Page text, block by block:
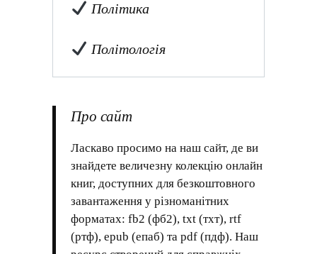
Політика
Політологія
Про сайт
Ласкаво просимо на наш сайт, де ви
знайдете величезну колекцію онлайн
книг, доступних для безкоштовного
завантаження у різноманітних
форматах: fb2 (фб2), txt (тхт), rtf
(ртф), epub (епаб) та pdf (пдф). Наш